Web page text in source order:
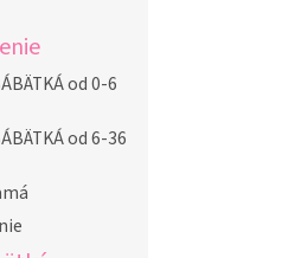
od 0-6
od 6-36